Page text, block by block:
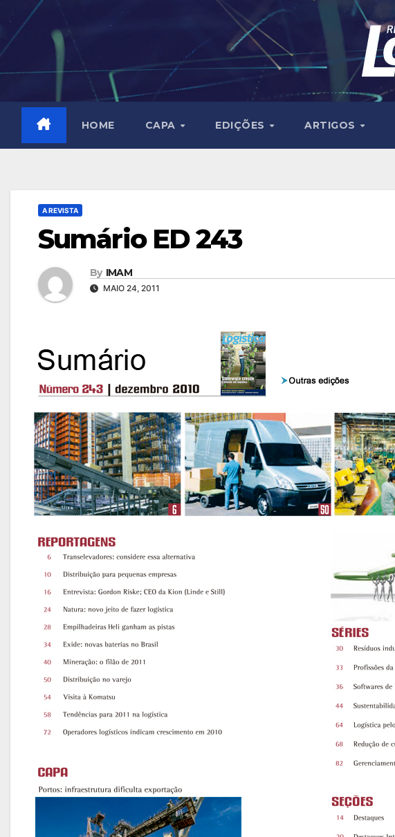
content
HOME CAPA EDIÇÕES ARTIGOS
A REVISTA
Sumário ED 243
By IMAM
MAIO 24, 2011